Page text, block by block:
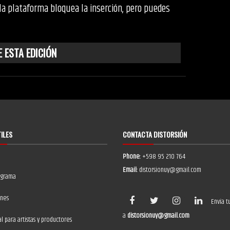
plataforma bloquea la inserción, pero puedes
ESTA EDICIÓN
para artistas y productores
CONTACTA DISTORSIÓN
Phone:+598 95 210 764
Email:distorsionuy@gmail.com
Envía
a distorsionuy@gmail.com